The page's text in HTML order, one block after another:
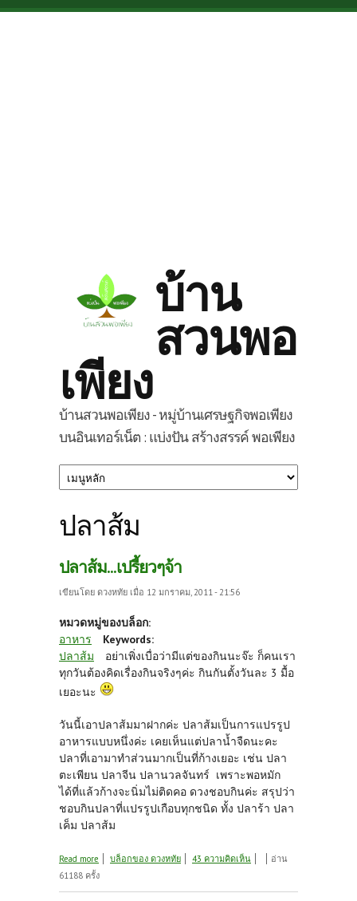
Skip to main content
บ้าน
สวนพอ
เพียง
บ้านสวนพอเพียง - หมู่บ้านเศรษฐกิจพอเพียง
บนอินเทอร์เน็ต : แบ่งปัน สร้างสรรค์ พอเพียง
ปลาส้ม
ปลาส้ม...เปรี้ยวๆจ้า
เขียนโดย ดวงหทัย เมื่อ 12 มกราคม, 2011 - 21:56
หมวดหมู่ของบล็อก:
อาหาร
Keywords:
ปลาส้ม
อย่าเพิ่งเบื่อว่ามีแต่ของกินนะจ๊ะ ก็คนเรา
ทุกวันต้องคิดเรื่องกินจริงๆค่ะ กินกันตั้งวันละ 3 มื้อ
เยอะนะ
วันนี้เอาปลาส้มมาฝากค่ะ ปลาส้มเป็นการแปรรูป
อาหารแบบหนึ่งค่ะ เคยเห็นแต่ปลาน้ำจืดนะคะ
ปลาที่เอามาทำส่วนมากเป็นที่ก้างเยอะ เช่น ปลา
ตะเพียน ปลาจีน ปลานวลจันทร์ เพราะพอหมัก
ได้ที่แล้วก้างจะนิ่มไม่ติดคอ ดวงชอบกินค่ะ สรุปว่า
ชอบกินปลาที่แปรรูปเกือบทุกชนิด ทั้ง ปลาร้า ปลา
เค็ม ปลาส้ม
Read more about ปลาส้ม...เปรี้ยวๆจ้า
บล็อกของ ดวงหทัย 43 ความคิดเห็น
อ่าน
61188 ครั้ง